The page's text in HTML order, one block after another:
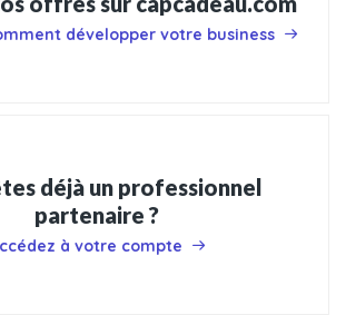
développer votre business
déjà un professionnel
partenaire ?
à votre compte